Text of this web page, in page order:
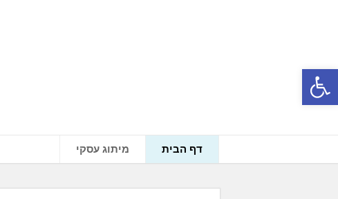
פתח סרגל נגישות
דף הבית מיתוג עסקי